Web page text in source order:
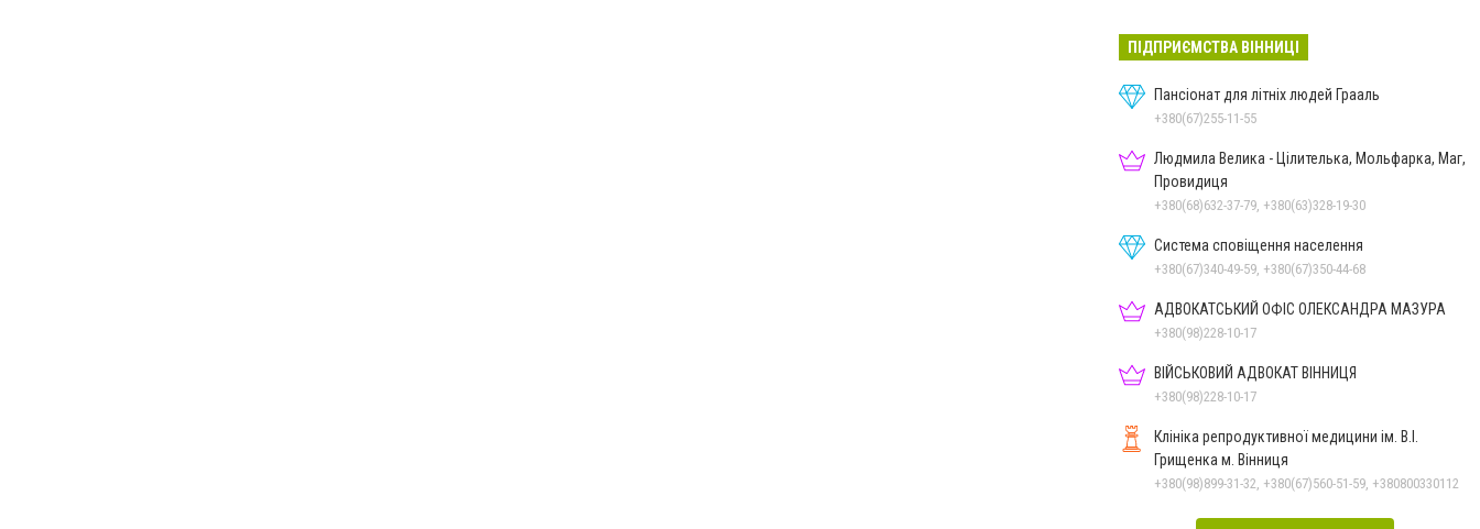
ПІДПРИЄМСТВА ВІННИЦІ
Пансіонат для літніх людей Грааль
+380(67)255-11-55
Людмила Велика - Цілителька, Мольфарка, Маг,
Провидиця
+380(68)632-37-79, +380(63)328-19-30
Система сповіщення населення
+380(67)340-49-59, +380(67)350-44-68
АДВОКАТСЬКИЙ ОФІС ОЛЕКСАНДРА МАЗУРА
+380(98)228-10-17
ВІЙСЬКОВИЙ АДВОКАТ ВІННИЦЯ
+380(98)228-10-17
Клініка репродуктивної медицини ім. В.І.
Грищенка м. Вінниця
+380(98)899-31-32, +380(67)560-51-59, +380800330112